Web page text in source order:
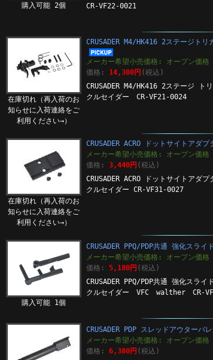
購入可能 2個
CR-VF22-0021
在庫切れ（再入荷のお
知らせに入荷連絡をご
利用ください→）
CRUSADER M4/HK416 2ステージト
メーカー希望小売価格: オープン価格
価格: 14,380円 (税込)
CRUSADER M4/HK416 2ステージ ト
クルセイダー CR-VF21-0024
在庫切れ（再入荷のお
知らせに入荷連絡をご
利用ください→）
CRUSADER ACRO ドットサイトアダ
メーカー希望小売価格: オープン価格
価格: 3,440円 (税込)
CRUSADER ACRO ドットサイトアダ
クルセイダー CR-VF31-0027
購入可能 1個
CRUSADER PPQ/PDP共通 強化スライ
メーカー希望小売価格: オープン価格
価格: 5,180円 (税込)
CRUSADER PPQ/PDP共通 強化スライ
クルセイダー VFC walther CR-
CRUSADER PDP スレッドアウターバ
メーカー希望小売価格: オープン価格
価格: 6,380円 (税込)